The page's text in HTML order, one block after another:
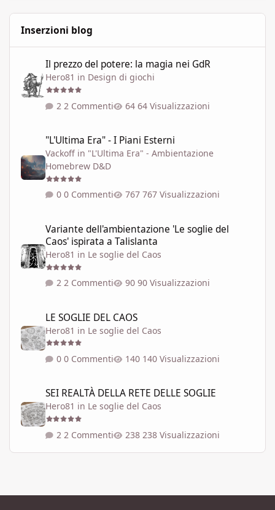
Inserzioni blog
Il prezzo del potere: la magia nei GdR
Hero81 in Design di giochi
2 Commenti 64 Visualizzazioni
"L'Ultima Era" - I Piani Esterni
Vackoff in "L'Ultima Era" - Ambientazione
Homebrew D&D
0 Commenti 767 Visualizzazioni
Variante dell'ambientazione 'Le soglie del
Caos' ispirata a Talislanta
Hero81 in Le soglie del Caos
2 Commenti 90 Visualizzazioni
LE SOGLIE DEL CAOS
Hero81 in Le soglie del Caos
0 Commenti 140 Visualizzazioni
SEI REALTÀ DELLA RETE DELLE SOGLIE
Hero81 in Le soglie del Caos
2 Commenti 238 Visualizzazioni